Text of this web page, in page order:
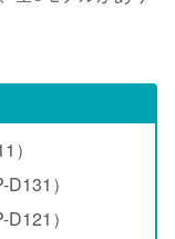
）
）
）